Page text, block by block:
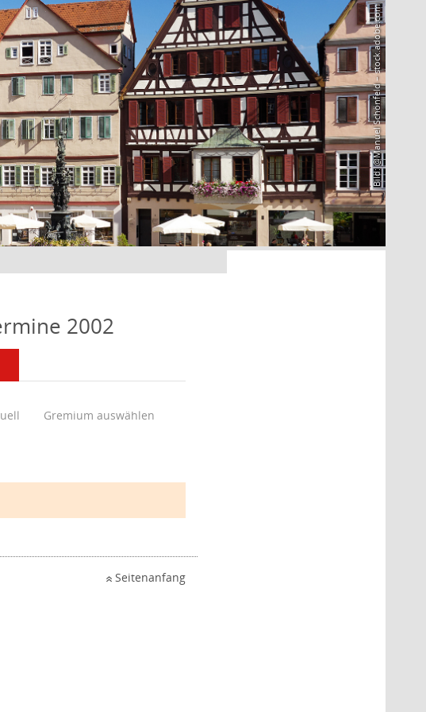
Bild: @Manuel Schönfeld – stock.adobe.com
2002
Gremium auswählen
Seitenanfang